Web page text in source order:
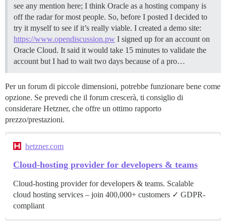
see any mention here; I think Oracle as a hosting company is
off the radar for most people. So, before I posted I decided to
try it myself to see if it’s really viable. I created a demo site:
https://www.opendiscussion.pw I signed up for an account on
Oracle Cloud. It said it would take 15 minutes to validate the
account but I had to wait two days because of a pro…
Per un forum di piccole dimensioni, potrebbe funzionare bene come
opzione. Se prevedi che il forum crescerà, ti consiglio di
considerare Hetzner, che offre un ottimo rapporto
prezzo/prestazioni.
hetzner.com
Cloud-hosting provider for developers & teams
Cloud-hosting provider for developers & teams. Scalable
cloud hosting services – join 400,000+ customers ✓ GDPR-
compliant